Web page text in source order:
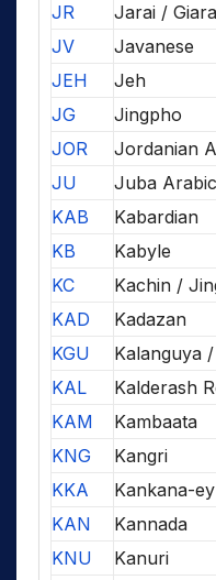
JR
Jarai /
JV
Javanese
JEH
Jeh
JG
Jingpho
JOR
Jordanian
JU
Juba Arabic
KAB
Kabardian
KB
Kabyle
KC
Kachin /
KAD
Kadazan
KGU
Kalanguya
KAL
Kalderash
KAM
Kambaata
KNG
Kangri
KKA
Kankana-ey
KAN
Kannada
KNU
Kanuri